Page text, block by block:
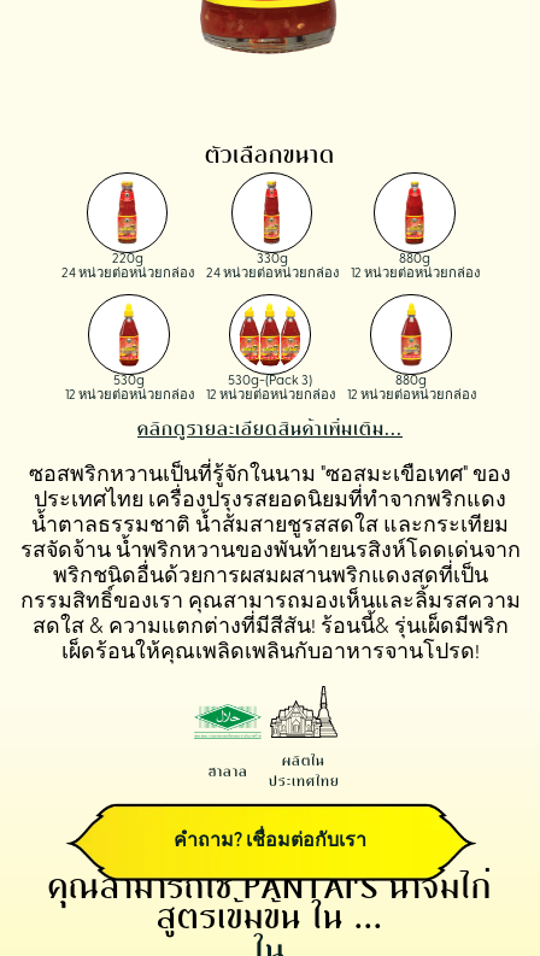
ซอสพริกหวานเป็นที่รู้จักในนาม "ซอสมะเขือเทศ" ของ
ประเทศไทย เครื่องปรุงรสยอดนิยมที่ทำจากพริกแดง
น้ำตาลธรรมชาติ น้ำส้มสายชูรสสดใส และกระเทียม
รสจัดจ้าน น้ำพริกหวานของพันท้ายนรสิงห์โดดเด่นจาก
พริกชนิดอื่นด้วยการผสมผสานพริกแดงสดที่เป็น
กรรมสิทธิ์ของเรา คุณสามารถมองเห็นและลิ้มรสความ
สดใส & ความแตกต่างที่มีสีสัน! ร้อนนี้& รุ่นเผ็ดมีพริก
เผ็ดร้อนให้คุณเพลิดเพลินกับอาหารจานโปรด!‍
ฮาลาล
ผลิตใน
ประเทศไทย
คำถาม? เชื่อมต่อกับเรา
ตัวเลือกขนาด
220g
24 หน่วยต่อหน่วยกล่อง
330g
24 หน่วยต่อหน่วยกล่อง
880g
12 หน่วยต่อหน่วยกล่อง
530g
12 หน่วยต่อหน่วยกล่อง
530g-(Pack 3)
12 หน่วยต่อหน่วยกล่อง
880g
12 หน่วยต่อหน่วยกล่อง
คลิกดูรายละเอียดสินค้าเพิ่มเติม...
คุณสามารถใช้ PANTAI'S น้ำจิ้มไก่
สูตรเข้มข้น ใน ...